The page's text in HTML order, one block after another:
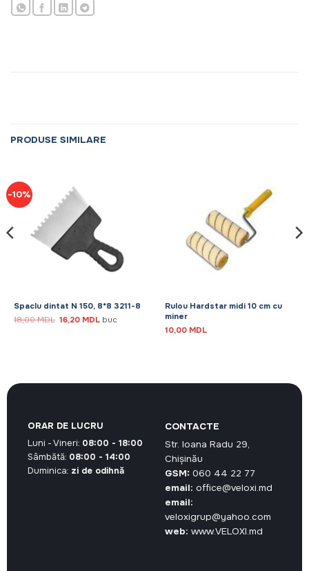
PRODUSE SIMILARE
-10%
Spaclu dintat N 150, 8*8 3211-8
18,00MDL Prețul
inițial
16,20 MDLPrețul
buc
Rulou Hardstar midi 10 cm cu
miner
10,00 MDL
CONTACTE
Str. Ioana Radu 29,
Chișinău
GSM: 060 44 22 77
email: office@veloxi.md
email:
veloxigrup@yahoo.com
web: www.VELOXI.md
ORAR DE LUCRU
Luni - Vineri: 08:00 - 18:00
Sâmbătă: 08:00 - 14:00
Duminica: zi de odihnă